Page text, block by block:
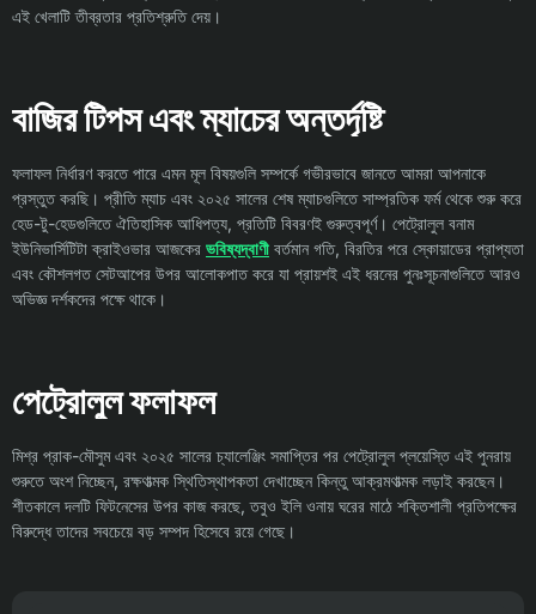
এই খেলাটি তীব্রতার প্রতিশ্রুতি দেয়।
বাজির টিপস এবং ম্যাচের অন্তর্দৃষ্টি
ফলাফল নির্ধারণ করতে পারে এমন মূল বিষয়গুলি সম্পর্কে গভীরভাবে জানতে আমরা আপনাকে
প্রস্তুত করছি। প্রীতি ম্যাচ এবং ২০২৫ সালের শেষ ম্যাচগুলিতে সাম্প্রতিক ফর্ম থেকে শুরু করে
হেড-টু-হেডগুলিতে ঐতিহাসিক আধিপত্য, প্রতিটি বিবরণই গুরুত্বপূর্ণ। পেট্রোলুল বনাম
ইউনিভার্সিটিটা ক্রাইওভার আজকের ভবিষ্যদ্বাণী বর্তমান গতি, বিরতির পরে স্কোয়াডের প্রাপ্যতা
এবং কৌশলগত সেটআপের উপর আলোকপাত করে যা প্রায়শই এই ধরনের পুনঃসূচনাগুলিতে আরও
অভিজ্ঞ দর্শকদের পক্ষে থাকে।
পেট্রোলুল ফলাফল
মিশ্র প্রাক-মৌসুম এবং ২০২৫ সালের চ্যালেঞ্জিং সমাপ্তির পর পেট্রোলুল প্লয়েস্তি এই পুনরায়
শুরুতে অংশ নিচ্ছেন, রক্ষণাত্মক স্থিতিস্থাপকতা দেখাচ্ছেন কিন্তু আক্রমণাত্মক লড়াই করছেন।
শীতকালে দলটি ফিটনেসের উপর কাজ করছে, তবুও ইলি ওনায় ঘরের মাঠে শক্তিশালী প্রতিপক্ষের
বিরুদ্ধে তাদের সবচেয়ে বড় সম্পদ হিসেবে রয়ে গেছে।